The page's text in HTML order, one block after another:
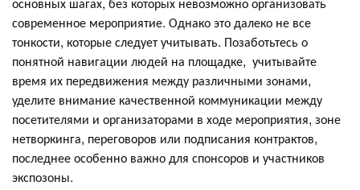
современное мероприятие. Однако это далеко не все
тонкости, которые следует учитывать. Позаботьтесь о
понятной навигации людей на площадке, учитывайте
время их передвижения между различными зонами,
уделите внимание качественной коммуникации между
посетителями и организаторами в ходе мероприятия, зоне
нетворкинга, переговоров или подписания контрактов,
последнее особенно важно для спонсоров и участников
экспозоны.